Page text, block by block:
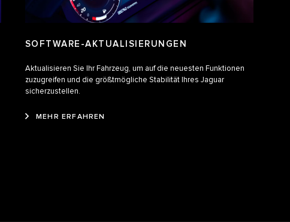
SOFTWARE-AKTUALISIERUNGEN
Aktualisieren Sie Ihr Fahrzeug, um auf die neuesten Funktionen
zuzugreifen und die größtmögliche Stabilität Ihres Jaguar
sicherzustellen.
MEHR ERFAHREN